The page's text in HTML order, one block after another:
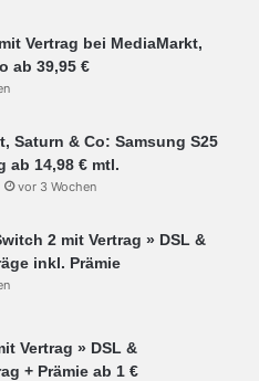
Vertrag bei MediaMarkt,
ab 39,95 €
Saturn & Co: Samsung S25
ab 14,98 € mtl.
vor 3 Wochen
2 mit Vertrag » DSL &
inkl. Prämie
Vertrag » DSL &
+ Prämie ab 1 €